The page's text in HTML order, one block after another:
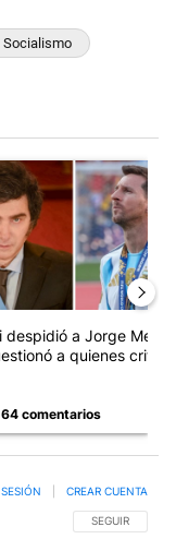
Socialismo
histórico de
de tendencia con
despidió a Jorge Messi
a quienes crit...
64 comentarios
SIGA ESTA
SEGUIR
CREAR CUENTA